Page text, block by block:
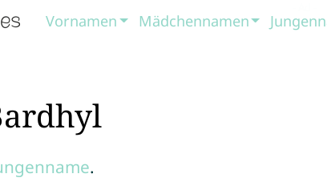
Vornamen Mädchennamen
.